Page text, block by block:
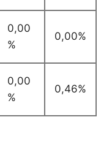
0,00
%
0,00%
0,00
%
0,46%